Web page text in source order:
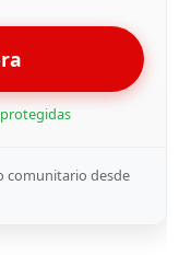
comunitario desde